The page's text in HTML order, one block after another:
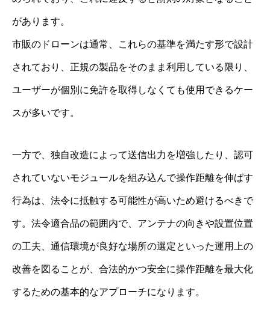
があります。
市販のドローンは通常、これらの基準を満たす形で設計
されており、正規の製品をそのまま利用している限り、
ユーザーが個別に免許を取得しなくても使用できるケー
スが多いです。
一方で、独自改造によって送信出力を増強したり、認可
されていないモジュールを組み込んで操作距離を伸ばす
行為は、法令に抵触する可能性が高いため避けるべきで
す。法令適合品の範囲内で、アンテナの向きや設置位置
の工夫、通信環境が良好な場所の選定といった運用上の
改善を図ることが、合法的かつ安全に操作距離を最大化
するための基本的なアプローチになります。